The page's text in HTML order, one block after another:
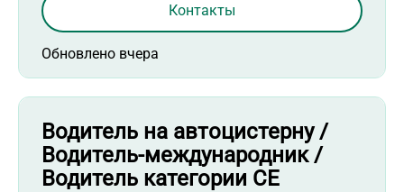
Обновлено вчера
Контакты
Водитель на автоцистерну /
Водитель-международник /
Водитель категории СЕ